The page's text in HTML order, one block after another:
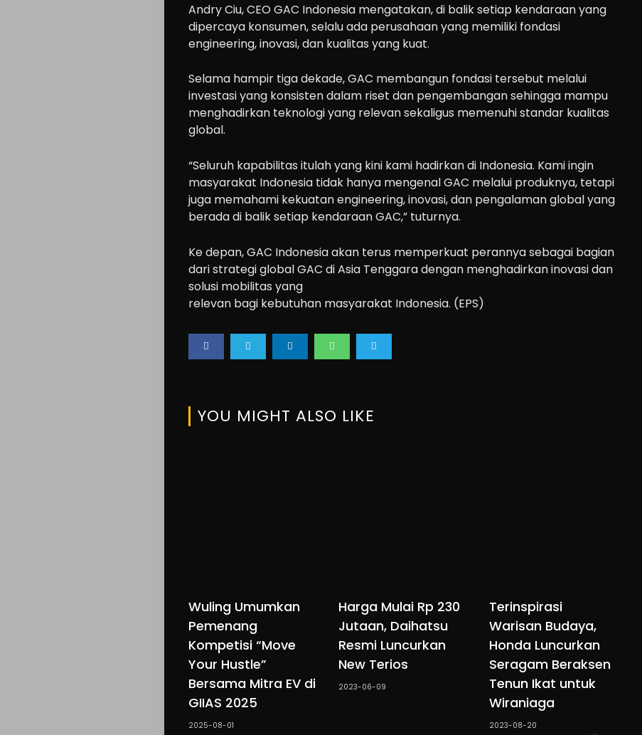
Andry Ciu, CEO GAC Indonesia mengatakan, di balik setiap kendaraan yang
dipercaya konsumen, selalu ada perusahaan yang memiliki fondasi
engineering, inovasi, dan kualitas yang kuat.
Selama hampir tiga dekade, GAC membangun fondasi tersebut melalui
investasi yang konsisten dalam riset dan pengembangan sehingga mampu
menghadirkan teknologi yang relevan sekaligus memenuhi standar kualitas
global.
“Seluruh kapabilitas itulah yang kini kami hadirkan di Indonesia. Kami ingin
masyarakat Indonesia tidak hanya mengenal GAC melalui produknya, tetapi
juga memahami kekuatan engineering, inovasi, dan pengalaman global yang
berada di balik setiap kendaraan GAC,” tuturnya.
Ke depan, GAC Indonesia akan terus memperkuat perannya sebagai bagian
dari strategi global GAC di Asia Tenggara dengan menghadirkan inovasi dan
solusi mobilitas yang
relevan bagi kebutuhan masyarakat Indonesia. (EPS)
YOU MIGHT ALSO LIKE
Wuling Umumkan
Pemenang
Kompetisi “Move
Your Hustle”
Bersama Mitra EV di
GIIAS 2025
2025-08-01
Harga Mulai Rp 230
Jutaan, Daihatsu
Resmi Luncurkan
New Terios
2023-06-09
Terinspirasi
Warisan Budaya,
Honda Luncurkan
Seragam Beraksen
Tenun Ikat untuk
Wiraniaga
2023-08-20